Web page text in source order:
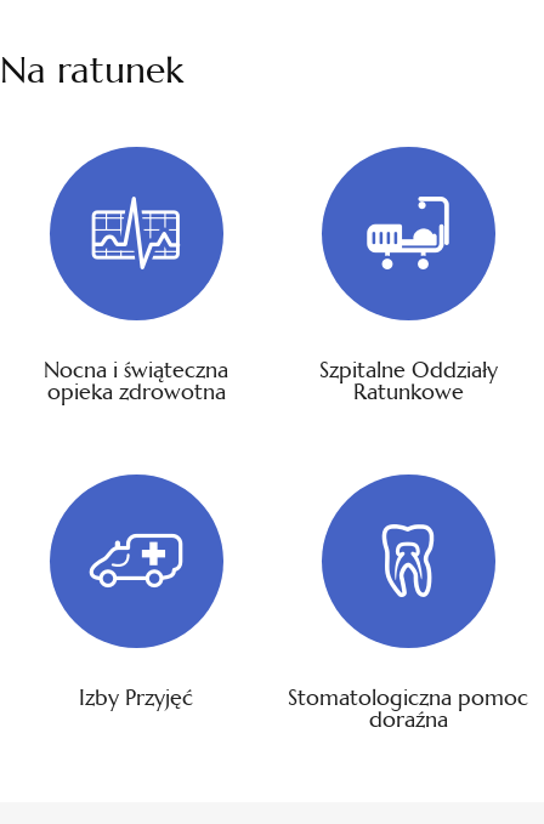
Na ratunek
Nocna i świąteczna
opieka zdrowotna
Szpitalne Oddziały
Ratunkowe
Izby Przyjęć Stomatologiczna pomoc
doraźna